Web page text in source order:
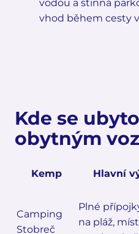
vodou a stinná
vhod během cesty
Kde se
obytným
Kemp Hlavní
Camping
Stobreč
Plné
na pláž,